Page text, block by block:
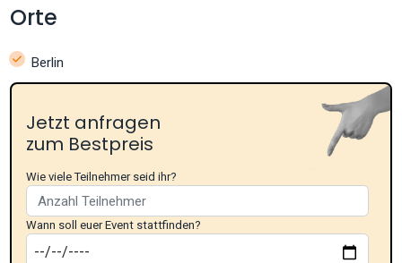
Orte
Berlin
Jetzt anfragen
zum Bestpreis
Wie viele Teilnehmer seid ihr?
Wann soll euer Event stattfinden?